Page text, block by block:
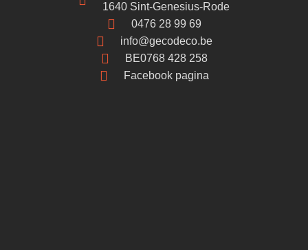
1640 Sint-Genesius-Rode
0476 28 99 69
info@gecodeco.be
BE0768 428 258
Facebook pagina